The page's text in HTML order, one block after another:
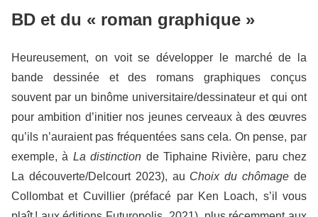
BD et du « roman graphique »
Heureusement, on voit se développer le marché de la
bande dessinée et des romans graphiques conçus
souvent par un binôme universitaire/dessinateur et qui ont
pour ambition d’initier nos jeunes cerveaux à des œuvres
qu’ils n’auraient pas fréquentées sans cela. On pense, par
exemple, à La distinction de Tiphaine Rivière, paru chez
La découverte/Delcourt 2023), au Choix du chômage de
Collombat et Cuvillier (préfacé par Ken Loach, s’il vous